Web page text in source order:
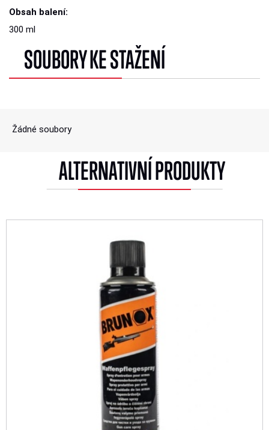
Obsah balení:
300 ml
SOUBORY KE STAŽENÍ
Žádné soubory
ALTERNATIVNÍ PRODUKTY